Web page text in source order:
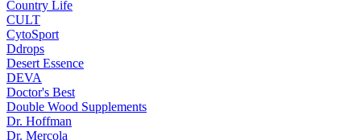
Country Life
CULT
CytoSport
Ddrops
Desert Essence
DEVA
Doctor's Best
Double Wood Supplements
Dr. Hoffman
Dr. Mercola